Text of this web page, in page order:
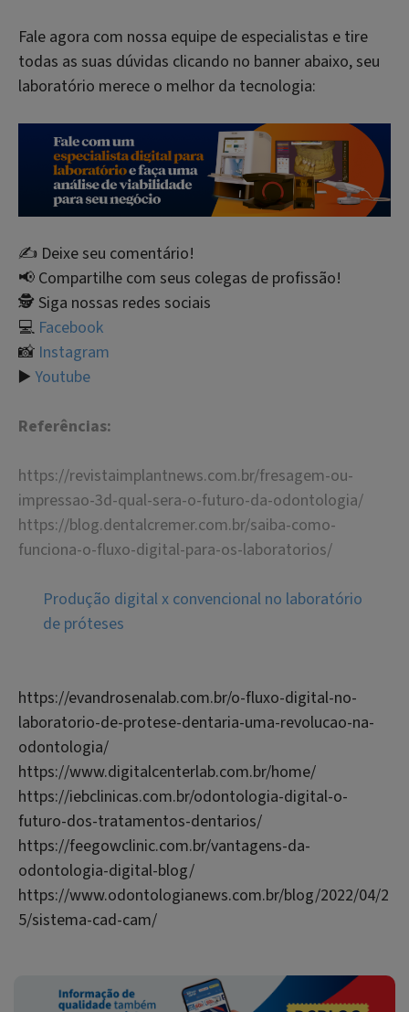
Fale agora com nossa equipe de especialistas e tire
todas as suas dúvidas clicando no banner abaixo, seu
laboratório merece o melhor da tecnologia:
✍️ Deixe seu comentário!
📢 Compartilhe com seus colegas de profissão!
🕵 Siga nossas redes sociais
💻 Facebook
📸 Instagram
▶️ Youtube
Referências:
https://revistaimplantnews.com.br/fresagem-ou-
impressao-3d-qual-sera-o-futuro-da-odontologia/
https://blog.dentalcremer.com.br/saiba-como-
funciona-o-fluxo-digital-para-os-laboratorios/
Produção digital x convencional no laboratório
de próteses
https://evandrosenalab.com.br/o-fluxo-digital-no-
laboratorio-de-protese-dentaria-uma-revolucao-na-
odontologia/
https://www.digitalcenterlab.com.br/home/
https://iebclinicas.com.br/odontologia-digital-o-
futuro-dos-tratamentos-dentarios/
https://feegowclinic.com.br/vantagens-da-
odontologia-digital-blog/
https://www.odontologianews.com.br/blog/2022/04/2
5/sistema-cad-cam/